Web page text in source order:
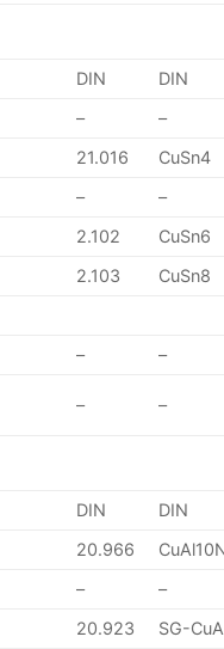
DIN
DIN
–
–
21.016
CuSn4
–
–
2.102
CuSn6
2.103 CuSn8
– –
– –
DIN
DIN
20.966
–
–
20.923
SG-